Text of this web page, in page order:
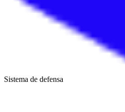
Sistema de defensa